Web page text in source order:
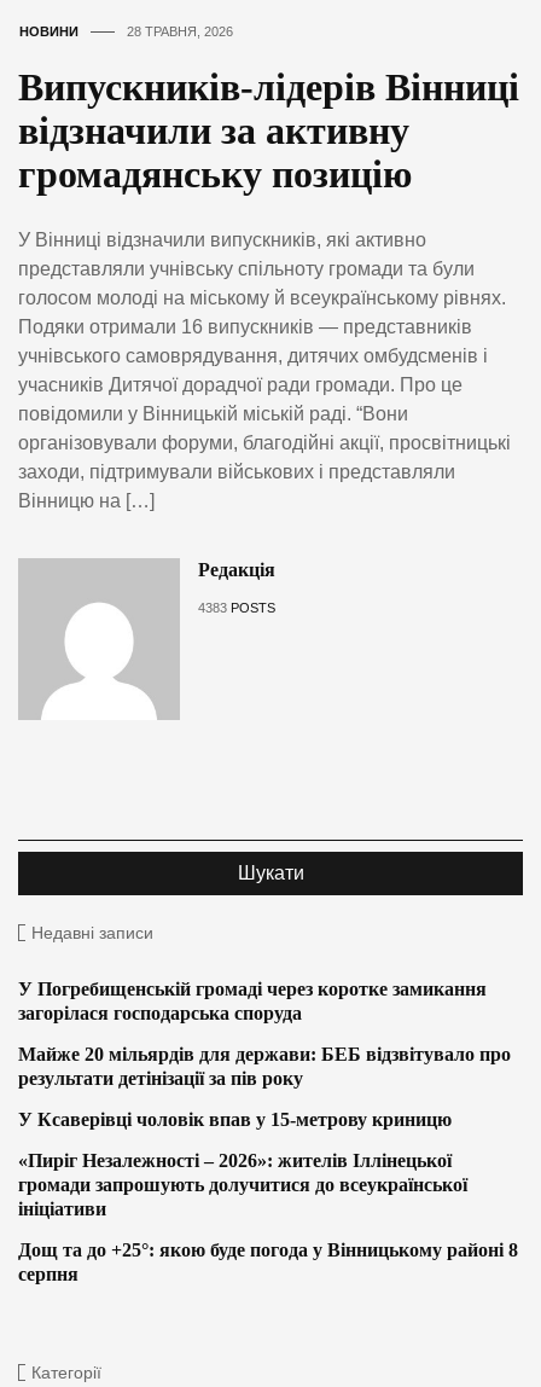
НОВИНИ 28 ТРАВНЯ, 2026
Випускників-лідерів Вінниці
відзначили за активну
громадянську позицію
У Вінниці відзначили випускників, які активно
представляли учнівську спільноту громади та були
голосом молоді на міському й всеукраїнському рівнях.
Подяки отримали 16 випускників — представників
учнівського самоврядування, дитячих омбудсменів і
учасників Дитячої дорадчої ради громади. Про це
повідомили у Вінницькій міській раді. “Вони
організовували форуми, благодійні акції, просвітницькі
заходи, підтримували військових і представляли
Вінницю на […]
Редакція
4383 POSTS
Недавні записи
У Погребищенській громаді через коротке замикання
загорілася господарська споруда
Майже 20 мільярдів для держави: БЕБ відзвітувало про
результати детінізації за пів року
У Ксаверівці чоловік впав у 15-метрову криницю
«Пиріг Незалежності – 2026»: жителів Іллінецької
громади запрошують долучитися до всеукраїнської
ініціативи
Дощ та до +25°: якою буде погода у Вінницькому районі 8
серпня
Категорії